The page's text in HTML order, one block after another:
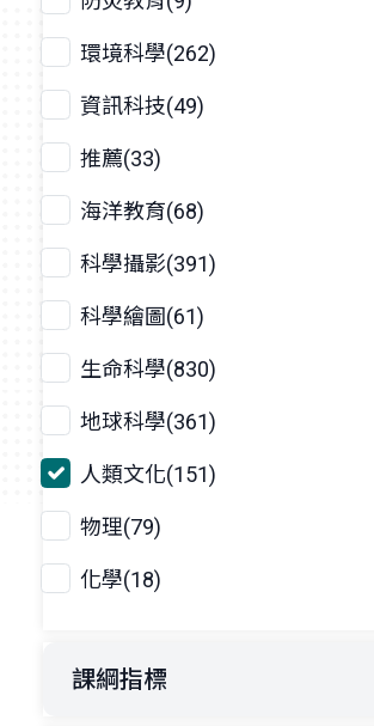
環境科學(262)
資訊科技(49)
推薦(33)
海洋教育(68)
科學攝影(391)
科學繪圖(61)
生命科學(830)
地球科學(361)
人類文化(151)
物理(79)
化學(18)
課綱指標